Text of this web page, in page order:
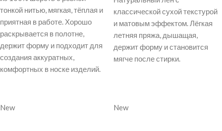
тонкой нитью, мягкая, тёплая и
приятная в работе. Хорошо
раскрывается в полотне,
держит форму и подходит для
создания аккуратных,
комфортных в носке изделий.
классической сухой текстурой
и матовым эффектом. Лёгкая
летняя пряжа, дышащая,
держит форму и становится
мягче после стирки.
New New